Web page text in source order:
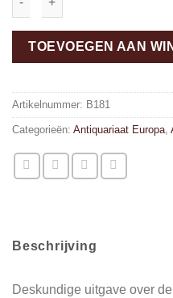
TOEVOEGEN AAN
Artikelnummer: B181
Categorieën: Antiquariaat Europa,
Beschrijving
Deskundige uitgave over